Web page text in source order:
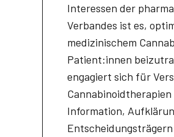
Interessen der
Verbandes ist es,
medizinischem
Patient:innen
engagiert sich für
Information,